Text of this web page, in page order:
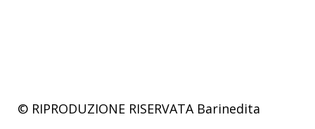
© RIPRODUZIONE RISERVATA Barinedita